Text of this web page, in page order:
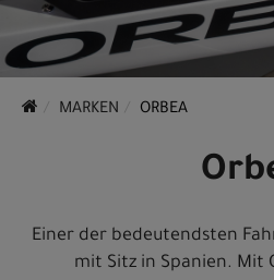
MARKEN ORBEA
Einer der bedeutendsten
mit Sitz in Spanien. Mit